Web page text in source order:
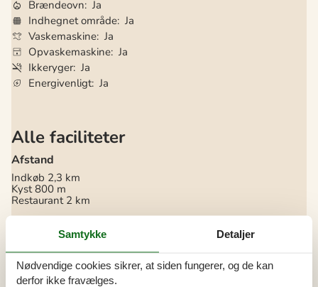
Brændeovn Ja
Indhegnet område Ja
Vaskemaskine Ja
Opvaskemaskine Ja
Ikkeryger Ja
Energivenligt Ja
Alle faciliteter
Afstand
Indkøb 2,3 km
Kyst 800 m
Restaurant 2 km
Badeværelse
Bruser
Håndvask
WC
Samtykke Detaljer
Nødvendige cookies sikrer, at siden fungerer, og de kan
derfor ikke fravælges.